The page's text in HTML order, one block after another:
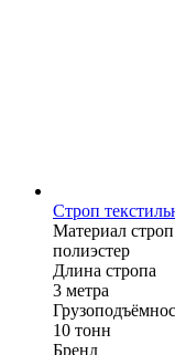
Строп
Материал строп
полиэстер
Длина стропа
3 метра
10 тонн
Бренд